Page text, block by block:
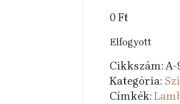
0Ft
Elfogyott
Cikkszám:A-
Kategória:
Címkék: